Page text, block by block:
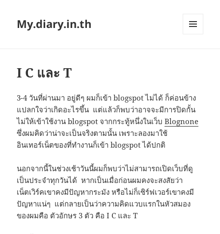
My.diary.in.th
I C และ T
3-4 วันที่ผ่านมา อยู่ดีๆ ผมก็เข้า blogspot ไม่ได้ ก็ค่อนข้าง
แปลกใจว่าเกิดอะไรขึ้น แต่แล้วก็พบว่าอาจจะมีการปิดกั้น
ไม่ให้เข้าใช้งาน blogspot จากกระทู้หนึ่งในเว็บBlognone
ซึ่งผมคิดว่าน่าจะเป็นจริงตามนั้น เพราะลองมาใช้
อินเทอร์เน็ตของที่ทำงานก็เข้า blogspot ได้ปกติ
นอกจากนี้ในช่วงเช้าวันนี้ผมก็พบว่าไม่สามารถเปิดเว็บที่ดู
เป็นประจำทุกวันได้ หากเป็นเมื่อก่อนผมคงจะสงสัยว่า
เน็ตเวิร์คเขาคงมีปัญหากระมัง หรือไม่ก็เซิร์ฟเวอร์เขาคงมี
ปัญหาแน่ๆ แต่กลายเป็นว่าความคิดแวบแรกในหัวสมอง
ของผมคือ ตัวอักษร 3 ตัว คือ I C และ T